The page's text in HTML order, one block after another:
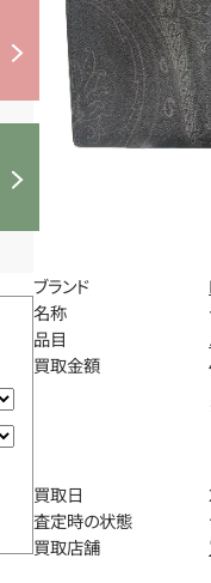
ブランド
名称
品目
買取金額
買取日
査定時の状態
買取店舗